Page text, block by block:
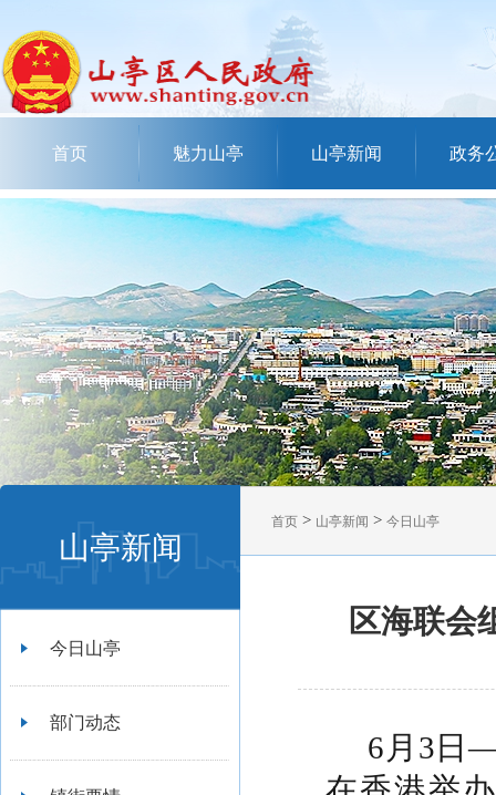
首页 魅力山亭 山亭新闻 政务
山亭新闻
今日山亭
部门动态
首页 > 山亭新闻 > 今日山亭
区海联会
6月3日